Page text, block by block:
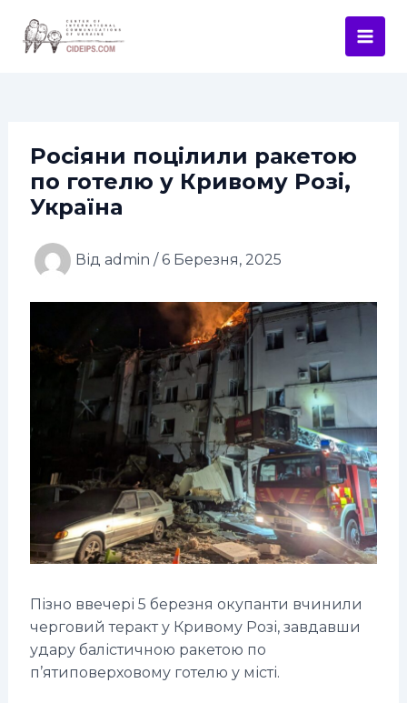
вмісту
Росіяни поцілили ракетою
по готелю у Кривому Розі,
Україна
Від admin / 6 Березня, 2025
Пізно ввечері 5 березня окупанти вчинили
черговий теракт у Кривому Розі, завдавши
удару балістичною ракетою по
п’ятиповерховому готелю у місті.
по
запису